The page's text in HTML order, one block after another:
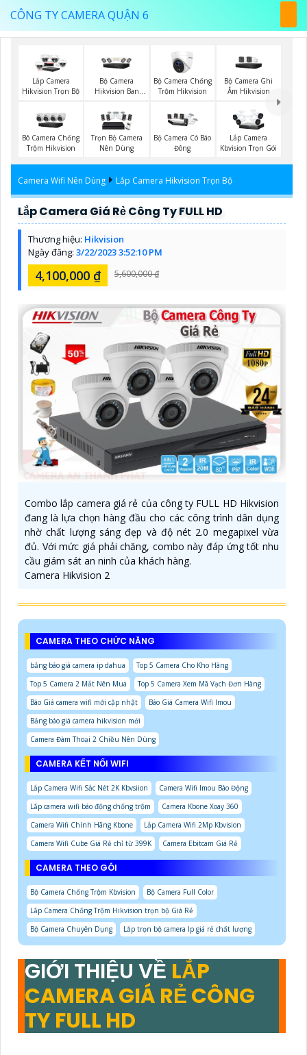
CÔNG TY CAMERA QUẬN 6
Lắp Camera
Hikvision Trọn Bộ
Bộ Camera
Hikvision Ban
Bộ Camera Chống
Trộm Hikvision
Bộ Camera Ghi
Âm Hikvision
Bô Camera Chống
Trộm Hikvision
Trọn Bộ Camera
Nên Dùng
Bộ Camera Có Báo
Đông
Lắp Camera
Kbvision Trọn Gói
Camera Wifi Nên Dùng Lắp Camera Hikvision Trọn Bộ
Lắp Camera Giá Rẻ Công Ty FULL HD
Thương hiệu: Hikvision
Ngày đăng: 3/22/2023 3:52:10 PM
4,100,000 ₫ 5,600,000 ₫
Combo lắp camera giá rẻ của công ty FULL HD Hikvision
đang là lựa chọn hàng đầu cho các công trình dân dụng
nhờ chất lượng sáng đẹp và độ nét 2.0 megapixel vừa
đủ. Với mức giá phải chăng, combo này đáp ứng tốt nhu
cầu giám sát an ninh của khách hàng.
Camera Hikvision 2
CAMERA THEO CHỨC NĂNG
bảng báo giá camera ip dahua
Top 5 Camera Cho Kho Hàng
Top 5 Camera 2 Mắt Nên Mua
Top 5 Camera Xem Mã Vạch Đơn Hàng
Báo Giá camera wifi mới cập nhật
Báo Giá Camera Wifi Imou
Bảng báo giá camera hikvision mới
Camera Đàm Thoại 2 Chiều Nên Dùng
CAMERA KẾT NỐI WIFI
Lắp Camera Wifi Sắc Nét 2K Kbvsiion
Camera Wifi Imou Báo Động
Lắp camera wifi báo động chống trộm
Camera Kbone Xoay 360
Camera Wifi Chính Hãng Kbone
Lắp Camera Wifi 2Mp Kbvision
Camera Wifi Cube Giá Rẻ chỉ từ 399K
Camera Ebitcam Giá Rẻ
CAMERA THEO GÓI
Bộ Camera Chống Trộm Kbvision
Bộ Camera Full Color
Lắp Camera Chống Trộm Hikvision trọn bộ Giá Rẻ
Bộ Camera Chuyên Dụng
Lắp trọn bộ camera Ip giá rẻ chất lượng
GIỚI THIỆU VỀ LẮP
CAMERA GIÁ RẺ CÔNG
TY FULL HD